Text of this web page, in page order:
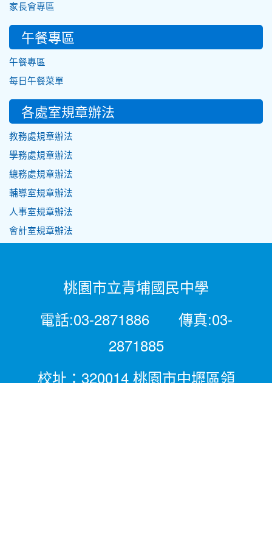
家長會專區
午餐專區
午餐專區
每日午餐菜單
各處室規章辦法
教務處規章辦法
學務處規章辦法
總務處規章辦法
輔導室規章辦法
人事室規章辦法
會計室規章辦法
桃園市立青埔國民中學
電話:03-2871886 傳真:03-
2871885
校址：320014 桃園市中壢區領